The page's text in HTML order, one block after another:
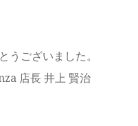
うございました。
店長 井上 賢治